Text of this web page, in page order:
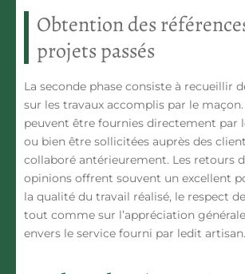
Obtention des
projets passés
La seconde phase consiste à recueillir
sur les travaux accomplis par le maçon.
peuvent être fournies directement par
ou bien être sollicitées auprès des
collaboré antérieurement. Les retours
opinions offrent souvent un excellent
la qualité du travail réalisé, le respect
tout comme sur l’appréciation
envers le service fourni par ledit artisan.